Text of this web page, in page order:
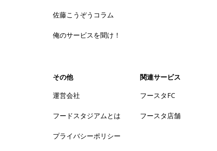
佐藤こうぞうコラム
俺のサービスを聞け！
その他
運営会社
フードスタジアムとは
プライバシーポリシー
関連サービス
フースタFC
フースタ店舗